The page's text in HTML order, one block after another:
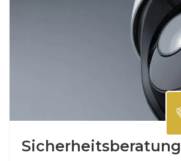
Sicherheitsberatung